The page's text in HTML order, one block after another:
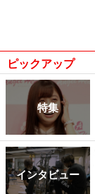
ピックアップ
特集
インタビュー